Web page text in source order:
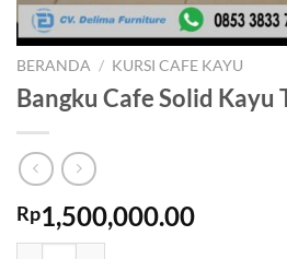
BERANDA / KURSI CAFE KAYU
Bangku Cafe Solid Kayu
Rp1,500,000.00